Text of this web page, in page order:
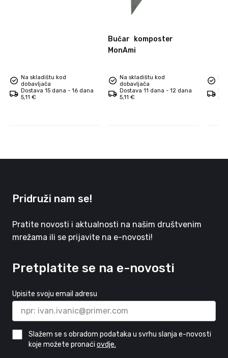
Na skladištu kod
dobavljača
Dostava 15 dana - 16 dana
5,11 €
Bučar
komposter
MonAmi
Na skladištu kod
dobavljača
Dostava 11 dana - 12 dana
5,11 €
Na
Pridruži nam se!
Pratite novosti i aktualnosti na našim društvenim
mrežama ili se prijavite na e-novosti!
Pretplatite se na e-novosti
Upisite svoju email adresu
Slažem se s obradom podataka u svrhu slanja e-novosti
koje možete pronaći ovdje.